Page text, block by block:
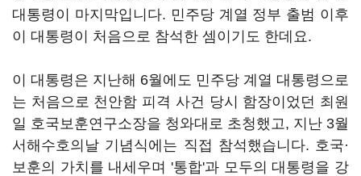
대통령이 마지막입니다. 민주당 계열 정부 출범 이후
이 대통령이 처음으로 참석한 셈이기도 한데요.
이 대통령은 지난해 6월에도 민주당 계열 대통령으로
는 처음으로 천안함 피격 사건 당시 함장이었던 최원
일 호국보훈연구소장을 청와대로 초청했고, 지난 3월
서해수호의날 기념식에는 직접 참석했습니다. 호국·
보훈의 가치를 내세우며 '통합'과 모두의 대통령을 강